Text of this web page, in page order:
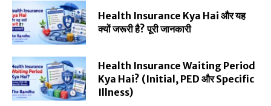
Health Insurance Kya Hai और यह
क्यों जरूरी है? पूरी जानकारी
Health Insurance Waiting Period
Kya Hai? (Initial, PED और Specific
Illness)